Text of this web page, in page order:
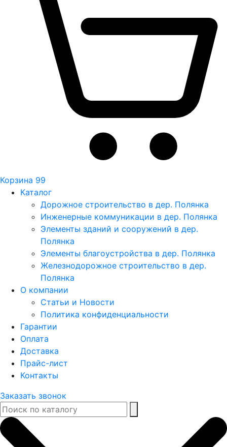
Корзина 99
Каталог
Дорожное строительство в дер. Полянка
Инженерные коммуникации в дер. Полянка
Элементы зданий и сооружений в дер.
Полянка
Элементы благоустройства в дер. Полянка
Железнодорожное строительство в дер.
Полянка
О компании
Статьи и Новости
Политика конфиденциальности
Гарантии
Оплата
Доставка
Прайс-лист
Контакты
Заказать звонок